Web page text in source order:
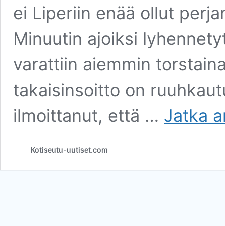
ei Liperiin enää ollut
Minuutin ajoiksi
varattiin aiemmin
takaisinsoitto on
ilmoittanut, että … Jatka
Kotiseutu-uutiset.com